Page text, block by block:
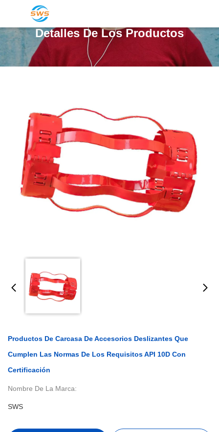
Detalles De Los Productos
Productos De Carcasa De Accesorios Deslizantes Que
Cumplen Las Normas De Los Requisitos API 10D Con
Certificación
Nombre De La Marca:
SWS